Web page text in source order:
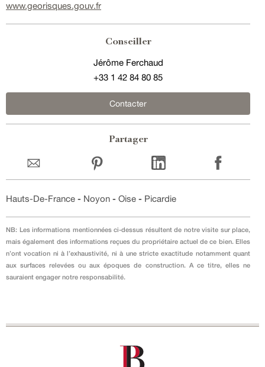
www.georisques.gouv.fr
Conseiller
Jérôme Ferchaud
+33 1 42 84 80 85
Contacter
Partager
Hauts-De-France - Noyon - Oise - Picardie
NB: Les informations mentionnées ci-dessus résultent de notre visite sur place,
mais également des informations reçues du propriétaire actuel de ce bien. Elles
n’ont vocation ni à l’exhaustivité, ni à une stricte exactitude notamment quant
aux surfaces relevées ou aux époques de construction. A ce titre, elles ne
sauraient engager notre responsabilité.